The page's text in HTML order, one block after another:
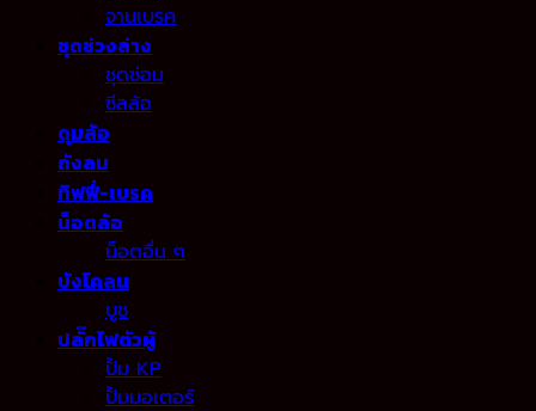
จานเบรค
ชุดช่วงล่าง
ชุดซ่อม
ซีลล้อ
ดุมล้อ
ถังลม
ทิฟฟี่-เบรค
น็อตล้อ
น็อตอื่น ๆ
บังโคลน
บูช
ปลั๊กไฟตัวผู้
ปั้ม KP
ปั้มมอเตอร์